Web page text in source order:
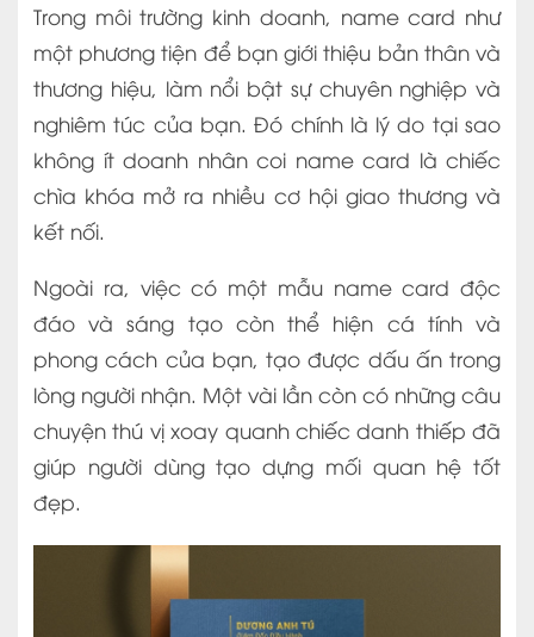
Trong môi trường kinh doanh, name card như
một phương tiện để bạn giới thiệu bản thân và
thương hiệu, làm nổi bật sự chuyên nghiệp và
nghiêm túc của bạn. Đó chính là lý do tại sao
không ít doanh nhân coi name card là chiếc
chìa khóa mở ra nhiều cơ hội giao thương và
kết nối.
Ngoài ra, việc có một mẫu name card độc
đáo và sáng tạo còn thể hiện cá tính và
phong cách của bạn, tạo được dấu ấn trong
lòng người nhận. Một vài lần còn có những câu
chuyện thú vị xoay quanh chiếc danh thiếp đã
giúp người dùng tạo dựng mối quan hệ tốt
đẹp.